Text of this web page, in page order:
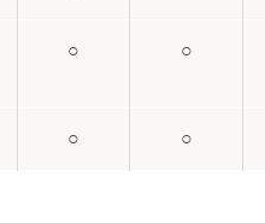
○ ○
○ ○